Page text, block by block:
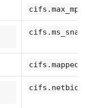
cifs.max_mpx